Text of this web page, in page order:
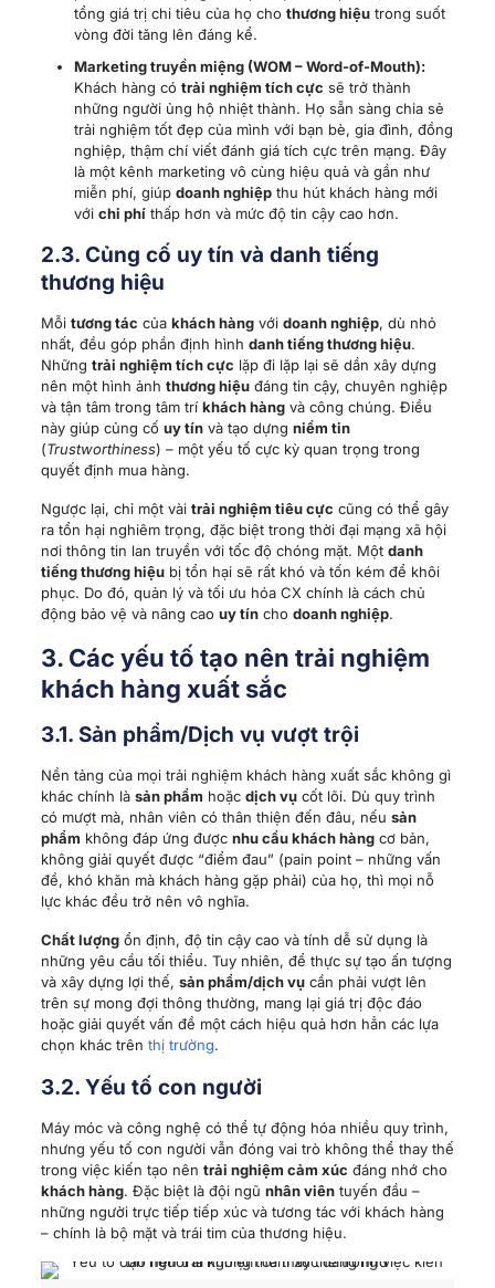
tổng giá trị chi tiêu của họ cho thương hiệutrong suốt
vòng đời tăng lên đáng kể.
Marketing truyền miệng (WOM – Word-of-Mouth):
Khách hàng có trải nghiệm tích cực sẽ trở thành
những người ủng hộ nhiệt thành. Họ sẵn sàng chia sẻ
trải nghiệm tốt đẹp của mình với bạn bè, gia đình, đồng
nghiệp, thậm chí viết đánh giá tích cực trên mạng. Đây
là một kênh marketing vô cùng hiệu quả và gần như
miễn phí, giúp doanh nghiệpthu hút khách hàng mới
với chi phíthấp hơn và mức độ tin cậy cao hơn.
2.3. Củng cố uy tín và danh tiếng
thương hiệu
Mỗi tương tác của khách hàngvới doanh nghiệp, dù nhỏ
nhất, đều góp phần định hình danh tiếng thương hiệu.
Những trải nghiệm tích cực lặp đi lặp lại sẽ dần xây dựng
nên một hình ảnh thương hiệuđáng tin cậy, chuyên nghiệp
và tận tâm trong tâm trí khách hàngvà công chúng. Điều
này giúp củng cố uy tínvà tạo dựng niềm tin
(Trustworthiness) – một yếu tố cực kỳ quan trọng trong
quyết định mua hàng.
Ngược lại, chỉ một vài trải nghiệm tiêu cực cũng có thể gây
ra tổn hại nghiêm trọng, đặc biệt trong thời đại mạng xã hội
nơi thông tin lan truyền với tốc độ chóng mặt. Một danh
tiếng thương hiệubị tổn hại sẽ rất khó và tốn kém để khôi
phục. Do đó, quản lý và tối ưu hóa CX chính là cách chủ
động bảo vệ và nâng cao uy tíncho doanh nghiệp.
3. Các yếu tố tạo nên trải nghiệm
khách hàng xuất sắc
3.1. Sản phẩm/Dịch vụ vượt trội
Nền tảng của mọi trải nghiệm khách hàng xuất sắc không gì
khác chính là sản phẩm hoặc dịch vụcốt lõi. Dù quy trình
có mượt mà, nhân viên có thân thiện đến đâu, nếu sản
phẩm không đáp ứng được nhu cầu khách hàngcơ bản,
không giải quyết được “điểm đau” (pain point – những vấn
đề, khó khăn mà khách hàng gặp phải) của họ, thì mọi nỗ
lực khác đều trở nên vô nghĩa.
Chất lượngổn định, độ tin cậy cao và tính dễ sử dụng là
những yêu cầu tối thiểu. Tuy nhiên, để thực sự tạo ấn tượng
và xây dựng lợi thế, sản phẩm/dịch vụcần phải vượt lên
trên sự mong đợi thông thường, mang lại giá trị độc đáo
hoặc giải quyết vấn đề một cách hiệu quả hơn hẳn các lựa
chọn khác trên thị trường.
3.2. Yếu tố con người
Máy móc và công nghệ có thể tự động hóa nhiều quy trình,
nhưng yếu tố con người vẫn đóng vai trò không thể thay thế
trong việc kiến tạo nên trải nghiệm cảm xúc đáng nhớ cho
khách hàng. Đặc biệt là đội ngũ nhân viêntuyến đầu –
những người trực tiếp tiếp xúc và tương tác với khách hàng
– chính là bộ mặt và trái tim của thương hiệu.